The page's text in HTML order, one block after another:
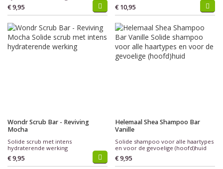
€ 9,95 € 10,95
Wondr Scrub Bar - Reviving
Mocha
Solide scrub met intens
hydraterende werking
€ 9,95
Helemaal Shea Shampoo Bar
Vanille
Solide shampoo voor alle haartypes
en voor de gevoelige (hoofd)huid
€ 9,95